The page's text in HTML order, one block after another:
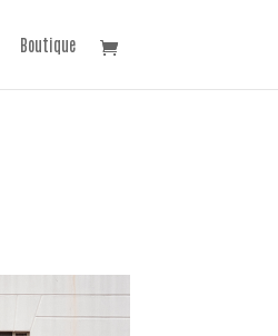
Boutique